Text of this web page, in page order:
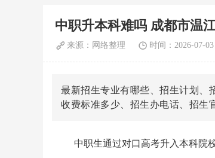
中职升本科难吗 成都市温
来源：网络整理 时间：2026-07-
最新招生专业有哪些、招生计划、
收费标准多少、招生办电话、招生
中职生通过对口高考升入本科院